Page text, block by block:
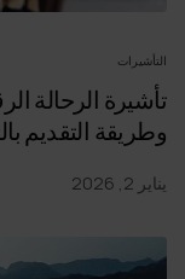
التأشيرات
تأشيرة الرحالة
وطريقة التقديم
يناير 2, 2026